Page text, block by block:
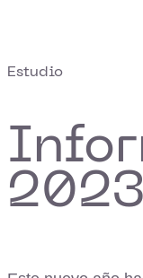
Estudio
2023